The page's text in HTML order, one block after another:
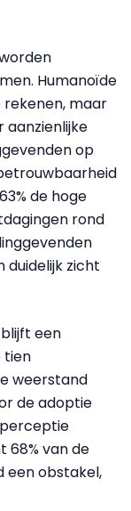
Humanoïde
maar
aanzienlijke
op
de hoge
rond
zicht
een
tien
weerstand
de adoptie
68% van de
een obstakel,